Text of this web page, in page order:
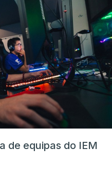
de equipas do IEM